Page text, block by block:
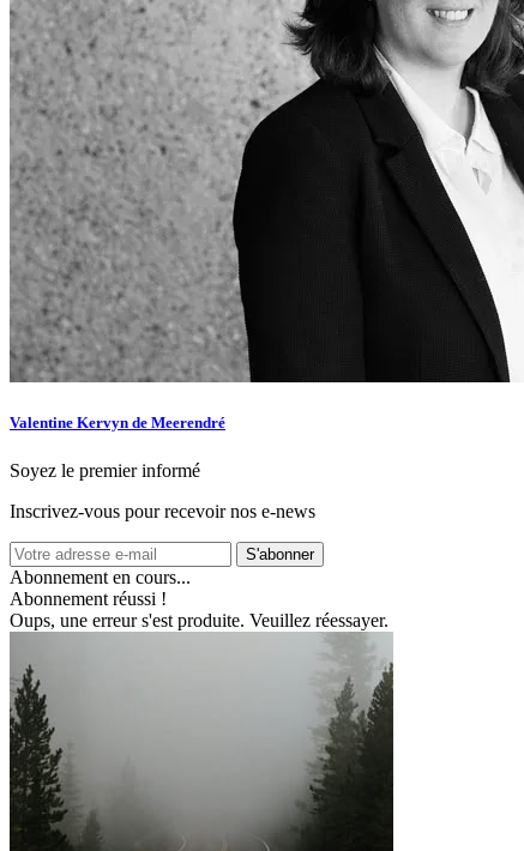
Valentine Kervyn de Meerendré
Soyez le premier informé
Inscrivez-vous pour recevoir nos e-news
S'abonner
Abonnement en cours...
Abonnement réussi !
Oups, une erreur s'est produite. Veuillez réessayer.